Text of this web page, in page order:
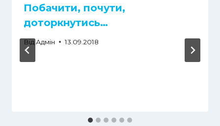
Побачити, почути,
доторкнутись…
Від Адмін 13.09.2018